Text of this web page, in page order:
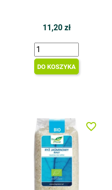
11,20 zł
DO KOSZYKA
favorite_border